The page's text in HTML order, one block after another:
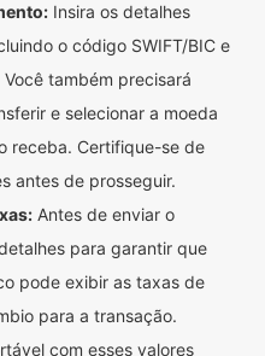
Insira os detalhes
o código SWIFT/BIC e
também precisará
e selecionar a moeda
receba. Certifique-se de
antes de prosseguir.
Antes de enviar o
para garantir que
pode exibir as taxas de
para a transação.
com esses valores